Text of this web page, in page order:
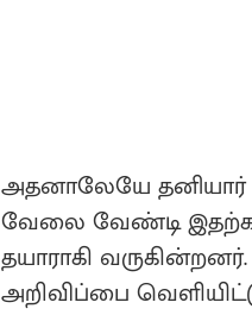
அதனாலேயே தனியார்
வேலை வேண்டி இதற்காக
தயாராகி
அறிவிப்பை